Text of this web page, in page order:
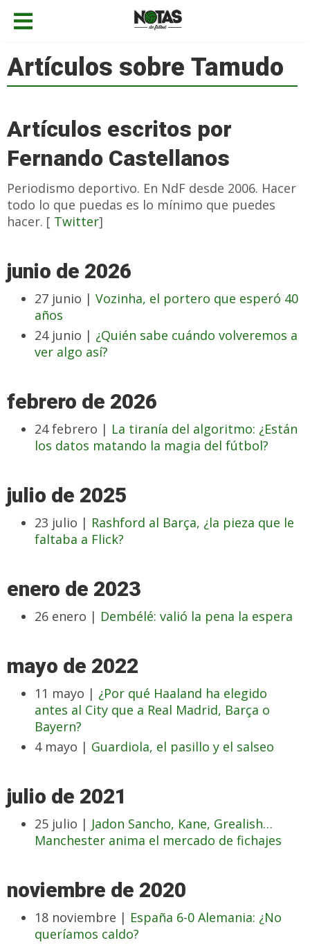
Artículos sobre Tamudo
Artículos escritos por
Fernando Castellanos
Periodismo deportivo. En NdF desde 2006. Hacer
todo lo que puedas es lo mínimo que puedes
hacer. [ Twitter]
junio de 2026
27 junio | Vozinha, el portero que esperó 40
años
24 junio | ¿Quién sabe cuándo volveremos a
ver algo así?
febrero de 2026
24 febrero | La tiranía del algoritmo: ¿Están
los datos matando la magia del fútbol?
julio de 2025
23 julio | Rashford al Barça, ¿la pieza que le
faltaba a Flick?
enero de 2023
26 enero | Dembélé: valió la pena la espera
mayo de 2022
11 mayo | ¿Por qué Haaland ha elegido
antes al City que a Real Madrid, Barça o
Bayern?
4 mayo | Guardiola, el pasillo y el salseo
julio de 2021
25 julio | Jadon Sancho, Kane, Grealish…
Manchester anima el mercado de fichajes
noviembre de 2020
18 noviembre | España 6-0 Alemania: ¿No
queríamos caldo?